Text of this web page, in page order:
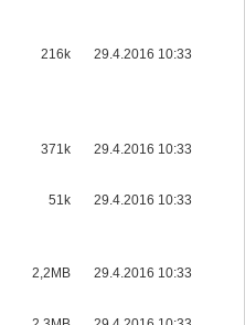
216k 29.4.2016 10:33
371k 29.4.2016 10:33
51k 29.4.2016 10:33
2,2MB 29.4.2016 10:33